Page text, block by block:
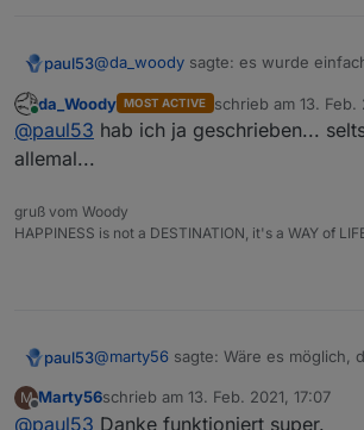
paul53@da_woody sagte: es wurde
Das passiert nur mit Firefox.
Online
da_Woody MOST ACTIVE schrieb am 13. Feb.
zuletzt editiert von
@paul53 hab ich ja geschrieben...
allemal...
gruß vom Woody
HAPPINESS is not a DESTINATION, it's a WAY of
paul53@marty56 sagte: Wäre es möglich,
Man kann das Script durch
Zeilen so ändern, dass es
M
Offline
Marty56schrieb am 13. Feb. 2021, 17:07
zuletzt editiert von
@paul53 Danke funktioniert super.